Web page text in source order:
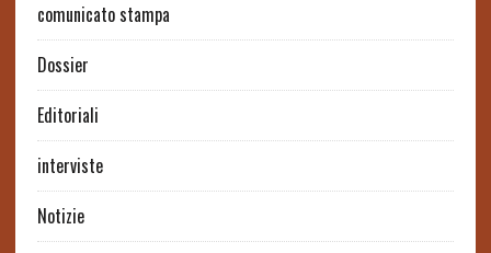
comunicato stampa
Dossier
Editoriali
interviste
Notizie